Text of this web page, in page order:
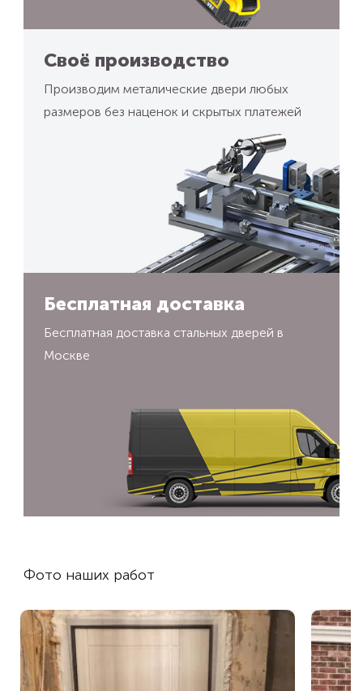
Своё производство
Производим металические двери любых
размеров без наценок и скрытых платежей
Бесплатная доставка
Бесплатная доставка стальных дверей в
Москве
Фото наших работ